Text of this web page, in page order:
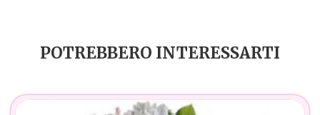
POTREBBERO INTERESSARTI